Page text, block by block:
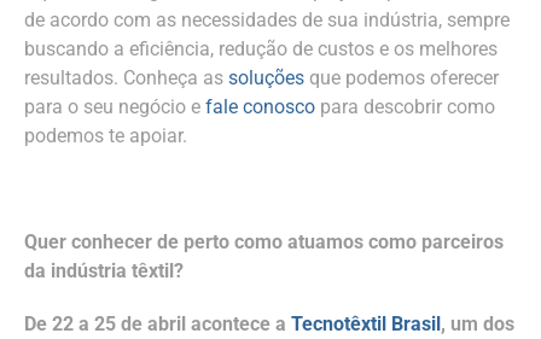
de acordo com as necessidades de sua indústria, sempre
buscando a eficiência, redução de custos e os melhores
resultados. Conheça as soluções que podemos oferecer
para o seu negócio e fale conosco para descobrir como
podemos te apoiar.
Quer conhecer de perto como atuamos como parceiros
da indústria têxtil?
De 22 a 25 de abril acontece a Tecnotêxtil Brasil, um dos